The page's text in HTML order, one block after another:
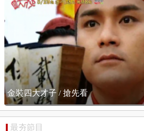
金裝四大才子 / 搶先看
最夯節目